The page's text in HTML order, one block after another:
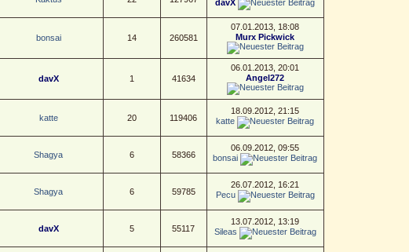
davX
bonsai 14 260581
07.01.2013, 18:08
Murx Pickwick
davX 1 41634
06.01.2013, 20:01
Angel272
katte 20 119406
18.09.2012, 21:15
katte
Shagya 6 58366
06.09.2012, 09:55
bonsai
Shagya 6 59785
26.07.2012, 16:21
Pecu
davX 5 55117
13.07.2012, 13:19
Sileas